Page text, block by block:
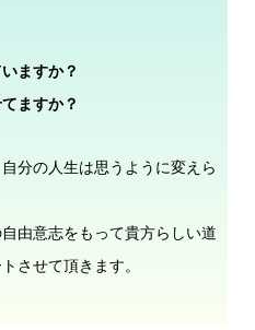
ますか？
ますか？
分の人生は思うように変えら
由意志をもって貴方らしい道
させて頂きます。